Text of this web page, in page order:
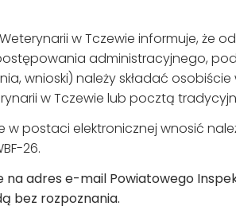
DEKLARACJA
INTERNETOWEGO
w terminie 30 dni wydaje decyzję o zmianie